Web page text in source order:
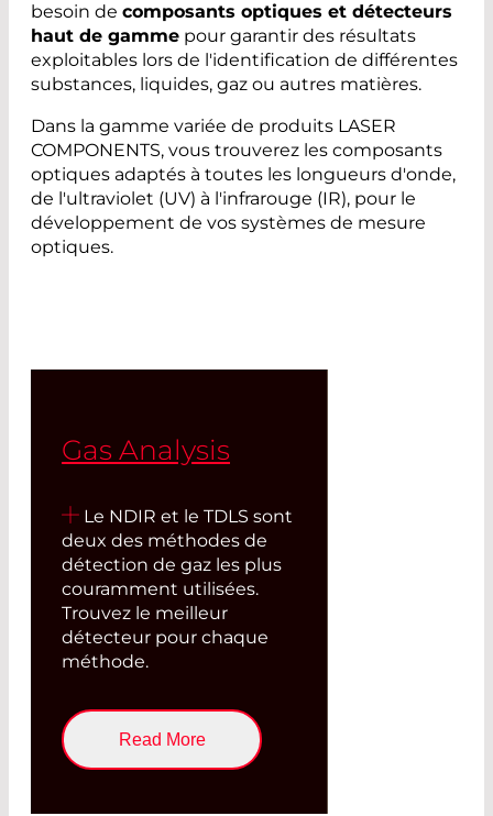
besoin de composants optiques et détecteurs
haut de gamme pour garantir des résultats
exploitables lors de l'identification de différentes
substances, liquides, gaz ou autres matières.
Dans la gamme variée de produits LASER
COMPONENTS, vous trouverez les composants
optiques adaptés à toutes les longueurs d'onde,
de l'ultraviolet (UV) à l'infrarouge (IR), pour le
développement de vos systèmes de mesure
optiques.
Gas Analysis
Le NDIR et le TDLS sont
deux des méthodes de
détection de gaz les plus
couramment utilisées.
Trouvez le meilleur
détecteur pour chaque
méthode.
Read More